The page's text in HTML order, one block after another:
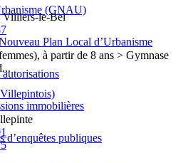
(GNAU)
Plan Local d’Urbanisme
autorisations
immobilières
d’enquêtes publiques
Villiers-le-Bel
à partir de 8 ans > Gymnase